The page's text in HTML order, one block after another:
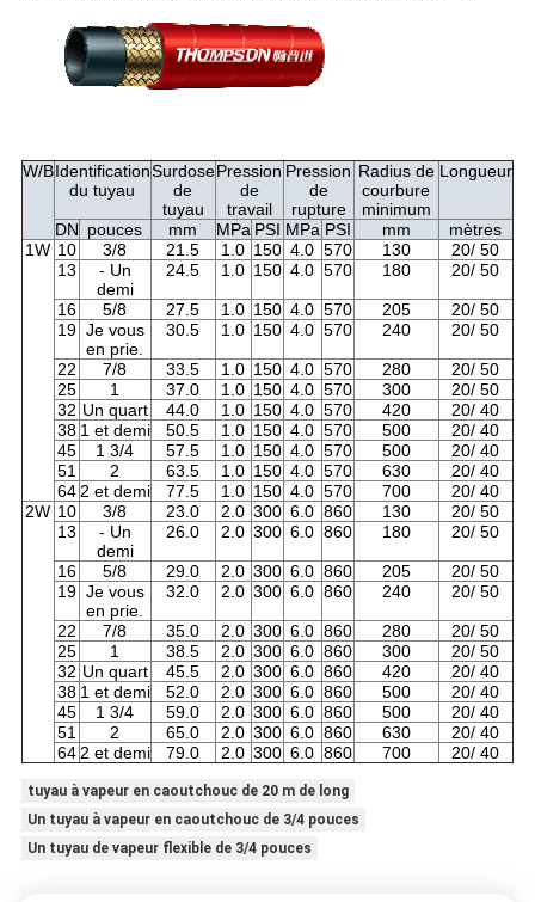
W/BIdentification
du tuyau
Surdose
de
tuyau
Pression
de
travail
Pression
de
rupture
Radius de
courbure
minimum
Longueur
DN pouces mm MPa PSI MPa PSI mm
mètres
1W 10 3/8 21.5 1.0 150 4.0 570 130
20/ 50
13
- Un
demi
24.5 1.0 150 4.0 570 180 20/ 50
16 5/8 27.5 1.0 150 4.0 570 205
20/ 50
19 Je vous
en prie.
30.5 1.0 150 4.0 570 240 20/ 50
22 7/8 33.5 1.0 150 4.0 570 280
20/ 50
25
1 37.0 1.0 150 4.0 570 300
20/ 50
32 Un quart 44.0 1.0 150 4.0 570 420
20/ 40
38 1 et demi 50.5 1.0 150 4.0 570 500
20/ 40
45
1 3/4 57.5 1.0 150 4.0 570 500
20/ 40
51
2 63.5 1.0 150 4.0 570 630
20/ 40
642 et demi 77.5 1.0 150 4.0 570 700
20/ 40
2W 10 3/8 23.0 2.0 300 6.0 860 130
20/ 50
13
- Un
demi
26.0 2.0 300 6.0 860 180 20/ 50
16 5/8 29.0 2.0 300 6.0 860 205
20/ 50
19 Je vous
en prie.
32.0 2.0 300 6.0 860 240 20/ 50
22 7/8 35.0 2.0 300 6.0 860 280
20/ 50
25
1 38.5 2.0 300 6.0 860 300
20/ 50
32 Un quart 45.5 2.0 300 6.0 860 420
20/ 40
38 1 et demi 52.0 2.0 300 6.0 860 500
20/ 40
45
1 3/4 59.0 2.0 300 6.0 860 500
20/ 40
51
2 65.0 2.0 300 6.0 860 630
20/ 40
642 et demi 79.0 2.0 300 6.0 860 700 20/ 40
tuyau à vapeur en caoutchouc de 20 m de long
Un tuyau à vapeur en caoutchouc de 3/4 pouces
Un tuyau de vapeur flexible de 3/4 pouces